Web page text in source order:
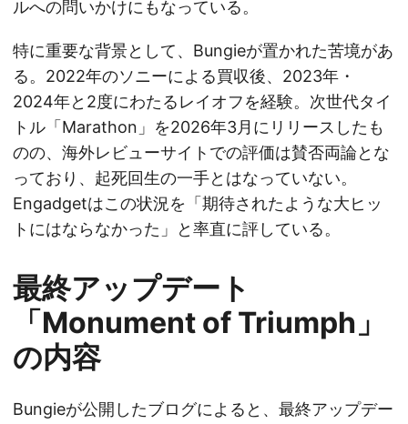
ルへの問いかけにもなっている。
特に重要な背景として、Bungieが置かれた苦境があ
る。2022年のソニーによる買収後、2023年・
2024年と2度にわたるレイオフを経験。次世代タイ
トル「Marathon」を2026年3月にリリースしたも
のの、海外レビューサイトでの評価は賛否両論とな
っており、起死回生の一手とはなっていない。
Engadgetはこの状況を「期待されたような大ヒッ
トにはならなかった」と率直に評している。
最終アップデート
「Monument of Triumph」
の内容
Bungieが公開したブログによると、最終アップデー